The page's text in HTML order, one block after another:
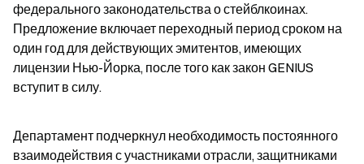
федерального законодательства о стейблкоинах.
Предложение включает переходный период сроком на
один год для действующих эмитентов, имеющих
лицензии Нью-Йорка, после того как закон GENIUS
вступит в силу.
Департамент подчеркнул необходимость постоянного
взаимодействия с участниками отрасли, защитниками